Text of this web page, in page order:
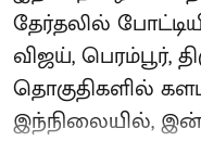
தேர்தலில்
விஜய், பெரம்பூர்,
தொகுதிகளில்
இந்நிலையில்,